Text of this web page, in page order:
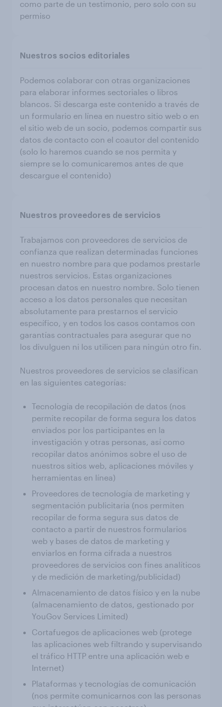
como parte de un testimonio, pero solo con su
permiso
Nuestros socios editoriales
Podemos colaborar con otras organizaciones
para elaborar informes sectoriales o libros
blancos. Si descarga este contenido a través de
un formulario en línea en nuestro sitio web o en
el sitio web de un socio, podemos compartir sus
datos de contacto con el coautor del contenido
(solo lo haremos cuando se nos permita y
siempre se lo comunicaremos antes de que
descargue el contenido)
Nuestros proveedores de servicios
Trabajamos con proveedores de servicios de
confianza que realizan determinadas funciones
en nuestro nombre para que podamos prestarle
nuestros servicios. Estas organizaciones
procesan datos en nuestro nombre. Solo tienen
acceso a los datos personales que necesitan
absolutamente para prestarnos el servicio
específico, y en todos los casos contamos con
garantías contractuales para asegurar que no
los divulguen ni los utilicen para ningún otro fin.
Nuestros proveedores de servicios se clasifican
en las siguientes categorías:
Tecnología de recopilación de datos (nos
permite recopilar de forma segura los datos
enviados por los participantes en la
investigación y otras personas, así como
recopilar datos anónimos sobre el uso de
nuestros sitios web, aplicaciones móviles y
herramientas en línea)
Proveedores de tecnología de marketing y
segmentación publicitaria (nos permiten
recopilar de forma segura sus datos de
contacto a partir de nuestros formularios
web y bases de datos de marketing y
enviarlos en forma cifrada a nuestros
proveedores de servicios con fines analíticos
y de medición de marketing/publicidad)
Almacenamiento de datos físico y en la nube
(almacenamiento de datos, gestionado por
YouGov Services Limited)
Cortafuegos de aplicaciones web (protege
las aplicaciones web filtrando y supervisando
el tráfico HTTP entre una aplicación web e
Internet)
Plataformas y tecnologías de comunicación
(nos permite comunicarnos con las personas